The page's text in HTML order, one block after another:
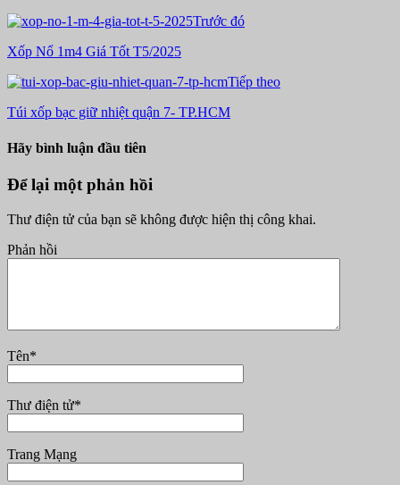
Trước đó
Xốp Nổ 1m4 Giá Tốt T5/2025
Tiếp theo
Túi xốp bạc giữ nhiệt quận 7- TP.HCM
Hãy bình luận đầu tiên
Để lại một phản hồi
Thư điện tử của bạn sẽ không được hiện thị công khai.
Phản hồi
Tên*
Thư điện tử*
Trang Mạng